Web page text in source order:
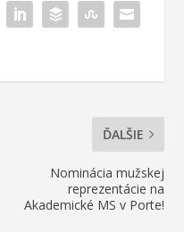
ĎALŠIE
Nominácia mužskej
reprezentácie na
Akademické MS v Porte!